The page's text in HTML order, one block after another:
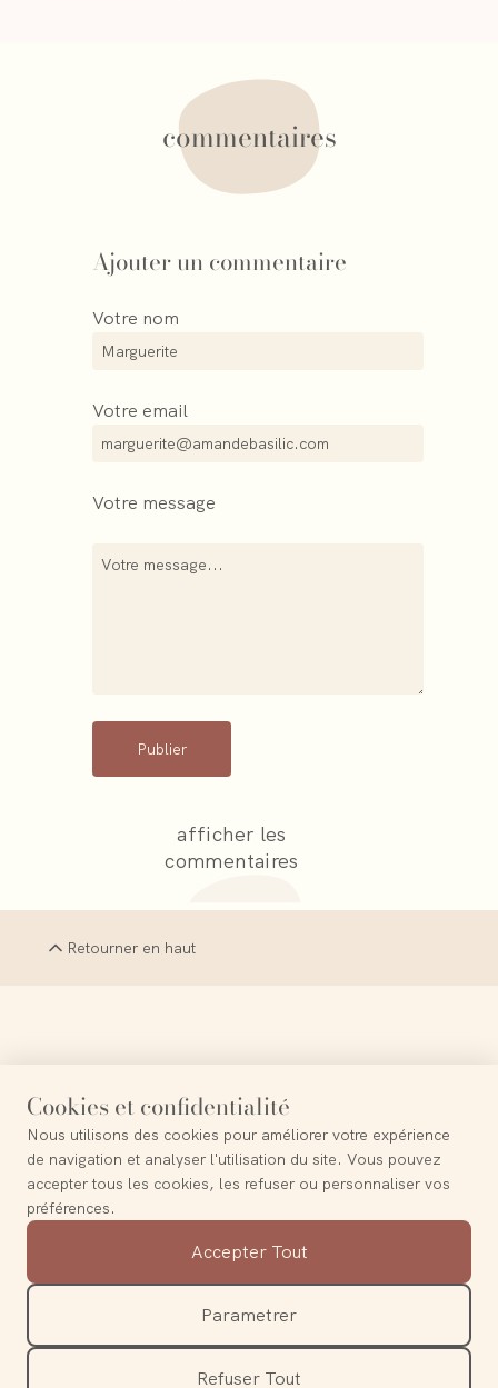
commentaires
Ajouter un commentaire
Votre nom
Votre email
Votre message
Publier
afficher les
commentaires
Retourner en haut
La simplicité est la sophistication suprême
Mentions légales
Politique de confidentialité
Cookies et confidentialité
Nous utilisons des cookies pour améliorer votre expérience
de navigation et analyser l'utilisation du site. Vous pouvez
accepter tous les cookies, les refuser ou personnaliser vos
préférences.
Accepter Tout
Parametrer
Refuser Tout